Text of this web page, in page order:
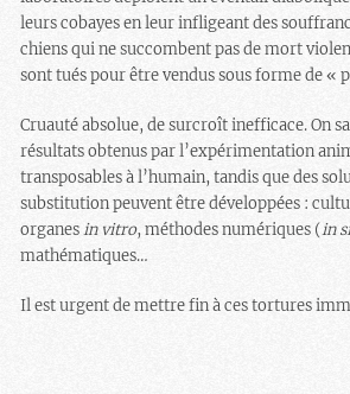
leurs cobayes en leur infligeant des
chiens qui ne succombent pas de mort
sont tués pour être vendus sous forme de «
Cruauté absolue, de surcroît inefficace. On
résultats obtenus par l’expérimentation
transposables à l’humain, tandis que des
substitution peuvent être développées :
organesin vitro, méthodes numériques (in
mathématiques…
Il est urgent de mettre fin à ces tortures